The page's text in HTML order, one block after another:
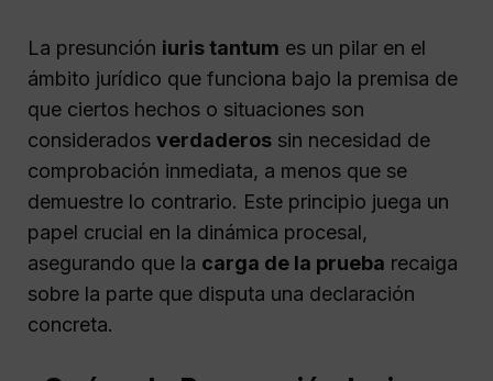
La presunción iuris tantum es un pilar en el
ámbito jurídico que funciona bajo la premisa de
que ciertos hechos o situaciones son
considerados verdaderos sin necesidad de
comprobación inmediata, a menos que se
demuestre lo contrario. Este principio juega un
papel crucial en la dinámica procesal,
asegurando que la carga de la prueba recaiga
sobre la parte que disputa una declaración
concreta.